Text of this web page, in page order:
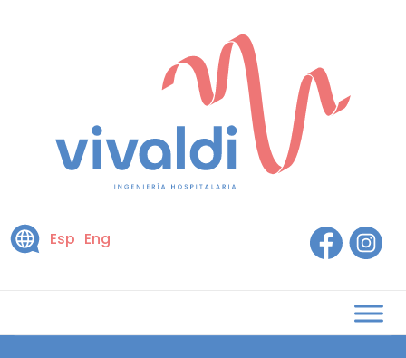
Esp Eng